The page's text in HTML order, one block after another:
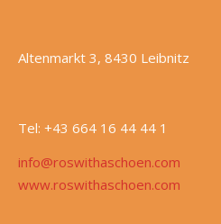
Altenmarkt 3, 8430 Leibnitz
Tel: +43 664 16 44 44 1
info@roswithaschoen.com
www.roswithaschoen.com